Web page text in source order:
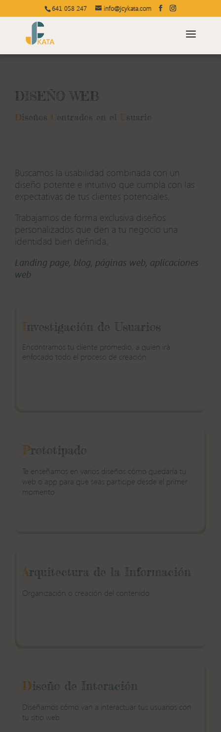
641 058 247 info@jcykata.com
DISEÑO WEB
Diseños Centrados en el Usuario
Buscamos la usabilidad combinada con un
diseño potente e intuitivo que cumpla con las
expectativas de tus clientes potenciales.
Trabajamos de forma exclusiva diseños
personalizados que den a tu negocio una
identidad bien definida.
Landing page, blog, páginas web, aplicaciones
web
Investigación de Usuarios
Encontramos tu cliente promedio, a quien irá
enfocado todo el proceso de creación
Prototipado
Te enseñamos en varios diseños cómo quedaría tu
web o app para que seas participe desde el primer
momento
Arquitectura de la Información
Organización o creación del contenido
Diseño de Interación
Diseñamos cómo van a interactuar tus usuarios con
tu sitio web